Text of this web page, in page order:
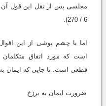
مجلسى پس از نقل این قول
6 / 270).
اما با چشم پوشى از این
است که مورد اتفاق
قطعى است، تا جایى که ایمان
ضرورت ایمان به برزخ